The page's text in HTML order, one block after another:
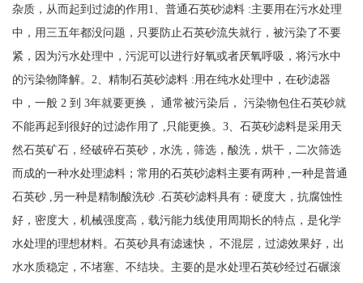
杂质，从而起到过滤的作用1、普通石英砂滤料 :主要用在污水处理
中，用三五年都没问题，只要防止石英砂流失就行，被污染了不要
紧，因为污水处理中，污泥可以进行好氧或者厌氧呼吸，将污水中
的污染物降解。2、精制石英砂滤料 :用在纯水处理中，在砂滤器
中，一般 2 到 3年就要更换， 通常被污染后， 污染物包住石英砂就
不能再起到很好的过滤作用了 ,只能更换。3、石英砂滤料是采用天
然石英矿石，经破碎石英砂，水洗，筛选，酸洗，烘干，二次筛选
而成的一种水处理滤料；常用的石英砂滤料主要有两种 ,一种是普通
石英砂 ,另一种是精制酸洗砂 .石英砂滤料具有：硬度大，抗腐蚀性
好，密度大，机械强度高，载污能力线使用周期长的特点，是化学
水处理的理想材料。石英砂具有滤速快， 不混层，过滤效果好，出
水水质稳定，不堵塞、不结块。主要的是水处理石英砂经过石碾滚